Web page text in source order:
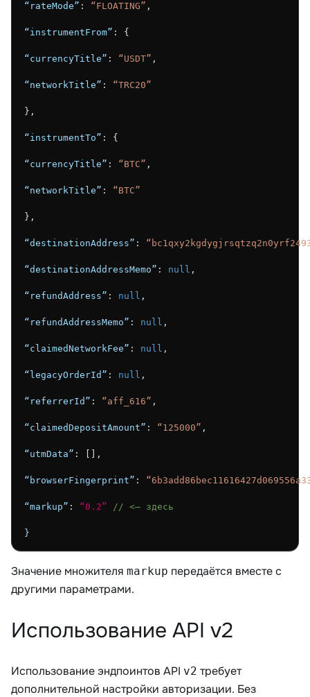
“rateMode” : “FLOATING” ,
“instrumentFrom” : {
“currencyTitle” : “USDT” ,
“networkTitle” : “TRC20”
},
“instrumentTo” : {
“currencyTitle” : “BTC” ,
“networkTitle” : “BTC”
},
“destinationAddress” :
“destinationAddressMemo” : null ,
“refundAddress” : null ,
“refundAddressMemo” : null ,
“claimedNetworkFee” : null ,
“legacyOrderId” : null ,
“referrerId” : “aff_616” ,
“claimedDepositAmount” : “125000” ,
“utmData” : [],
“browserFingerprint” :
“markup” : “0.2” // <— здесь
}
Значение множителя markup передаётся вместе с
другими параметрами.
Использование API v2
Использование эндпоинтов API v2 требует
дополнительной настройки авторизации. Без